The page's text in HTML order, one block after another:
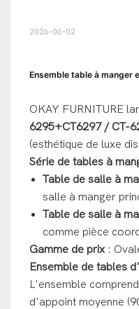
2026-06-02
Ensemble table à manger
OKAY FURNITURE
6295+CT6297 / CT-
(esthétique de luxe
Série de tables à
Table de salle à
salle à manger
Table de salle à
comme pièce
Gamme de prix:
Ensemble de tables
L'ensemble
d'appoint moyenne